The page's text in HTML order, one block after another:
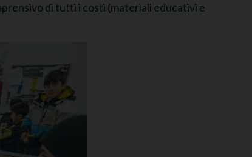
di tutti i costi (materiali educativi e